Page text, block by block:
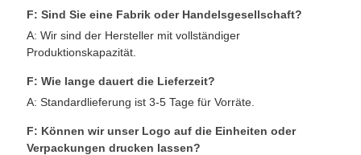
F: Sind Sie eine Fabrik oder Handelsgesellschaft?
A: Wir sind der Hersteller mit vollständiger
Produktionskapazität.
F: Wie lange dauert die Lieferzeit?
A: Standardlieferung ist 3-5 Tage für Vorräte.
F: Können wir unser Logo auf die Einheiten oder
Verpackungen drucken lassen?